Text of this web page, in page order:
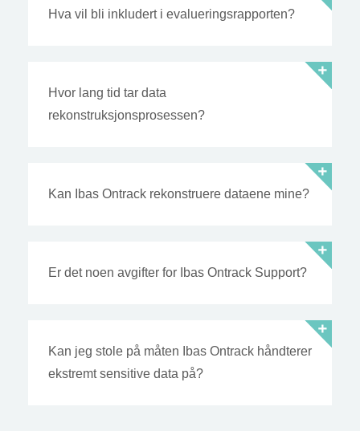
Hva vil bli inkludert i evalueringsrapporten?
Hvor lang tid tar data
rekonstruksjonsprosessen?
Kan Ibas Ontrack rekonstruere dataene mine?
Er det noen avgifter for Ibas Ontrack Support?
Kan jeg stole på måten Ibas Ontrack håndterer
ekstremt sensitive data på?